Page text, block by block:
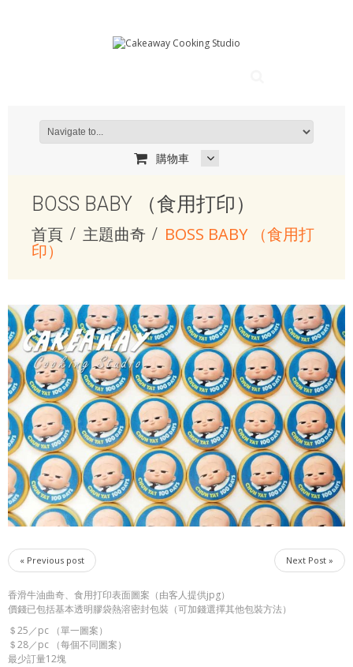
購物車
BOSS BABY （食用打印）
首頁 主題曲奇 BOSS BABY （食用打
印）
« Previous post Next Post »
香滑牛油曲奇、食用打印表面圖案（由客人提供jpg）
價錢已包括基本透明膠袋熱溶密封包裝（可加錢選擇其他包裝方法）
＄25／pc （單一圖案）
＄28／pc （每個不同圖案）
最少訂量12塊